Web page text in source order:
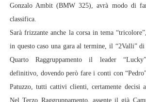
Gonzalo Ambit (BMW 325), avrà modo di
classifica.
Sarà frizzante anche la corsa in tema
in questo caso una gara al termine, il “2Valli”
Quarto Raggruppamento il leader
definitivo, dovendo però fare i conti con
Patuzzo, tutti cattivi clienti, certamente decisi
Nel Terzo Raggruppamento, assente il già